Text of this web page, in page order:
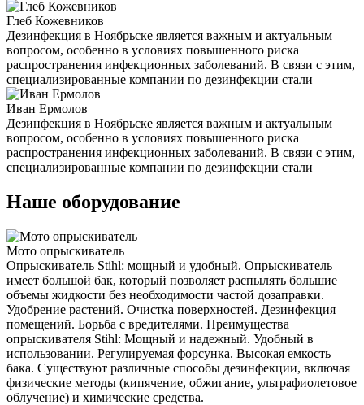
Глеб Кожевников
Дезинфекция в Ноябрьске является важным и актуальным
вопросом, особенно в условиях повышенного риска
распространения инфекционных заболеваний. В связи с этим,
специализированные компании по дезинфекции стали
Иван Ермолов
Дезинфекция в Ноябрьске является важным и актуальным
вопросом, особенно в условиях повышенного риска
распространения инфекционных заболеваний. В связи с этим,
специализированные компании по дезинфекции стали
Наше оборудование
Мото опрыскиватель
Опрыскиватель Stihl: мощный и удобный. Опрыскиватель
имеет большой бак, который позволяет распылять большие
объемы жидкости без необходимости частой дозаправки.
Удобрение растений. Очистка поверхностей. Дезинфекция
помещений. Борьба с вредителями. Преимущества
опрыскивателя Stihl: Мощный и надежный. Удобный в
использовании. Регулируемая форсунка. Высокая емкость
бака. Существуют различные способы дезинфекции, включая
физические методы (кипячение, обжигание, ультрафиолетовое
облучение) и химические средства.